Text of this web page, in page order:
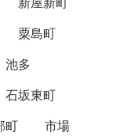
粟島町
池多
石坂東町
町
市場